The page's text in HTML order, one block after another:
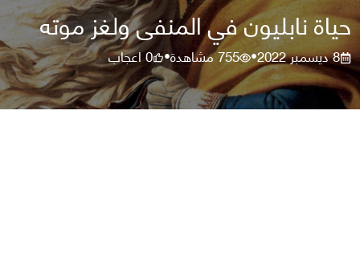
حياة نابليون في المنفى ولغز موته
8 ديسمبر 2022 •
755مشاهدة•
0اعجاب